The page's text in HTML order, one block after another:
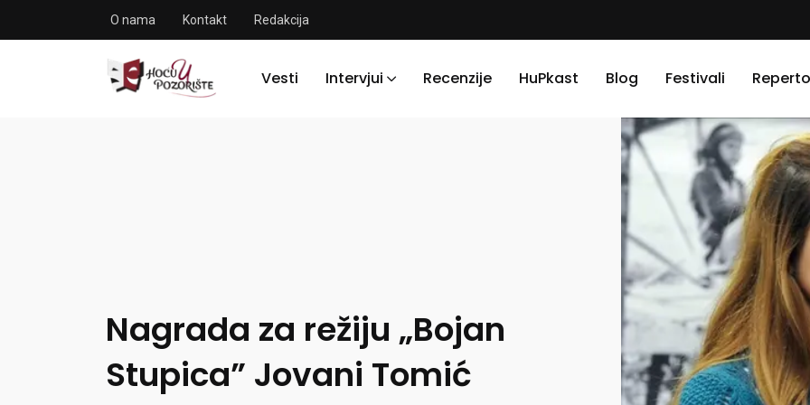
O nama Kontakt Redakcija
Vesti Intervjui Recenzije HuPkast Blog Festivali
Nagrada za režiju „Bojan
Stupica” Jovani Tomić